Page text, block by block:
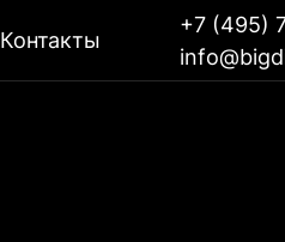
Контакты
+7 (495)